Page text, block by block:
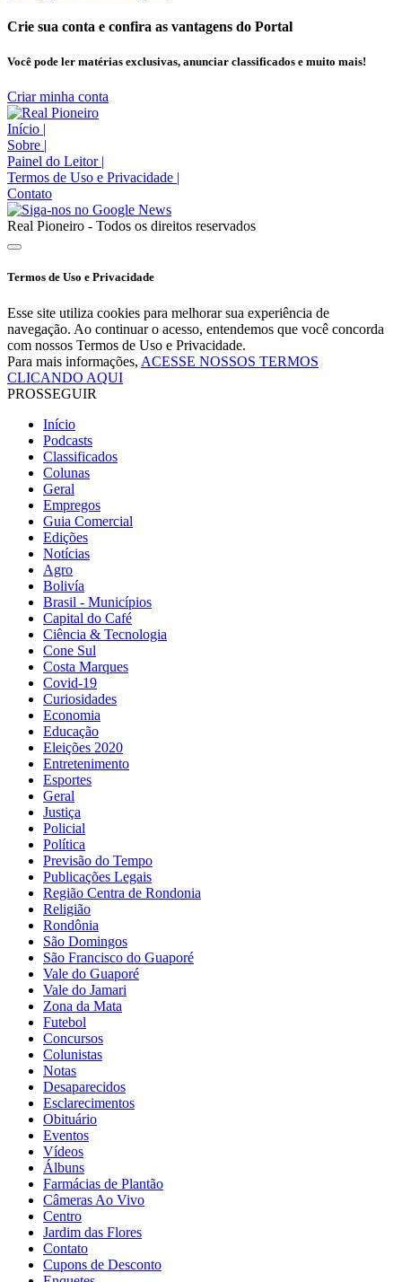
Crie sua conta e confira as vantagens do Portal
Você pode ler matérias exclusivas, anunciar classificados e muito mais!
Criar minha conta
Início |
Sobre |
Painel do Leitor |
Termos de Uso e Privacidade |
Contato
Real Pioneiro - Todos os direitos reservados
Termos de Uso e Privacidade
Esse site utiliza cookies para melhorar sua experiência de
navegação. Ao continuar o acesso, entendemos que você concorda
com nossos Termos de Uso e Privacidade.
Para mais informações, ACESSE NOSSOS TERMOS
CLICANDO AQUI
PROSSEGUIR
Início
Podcasts
Classificados
Colunas
Geral
Empregos
Guia Comercial
Edições
Notícias
Agro
Bolivía
Brasil - Municípios
Capital do Café
Ciência & Tecnologia
Cone Sul
Costa Marques
Covid-19
Curiosidades
Economia
Educação
Eleições 2020
Entretenimento
Esportes
Geral
Justiça
Policial
Política
Previsão do Tempo
Publicações Legais
Região Centra de Rondonia
Religião
Rondônia
São Domingos
São Francisco do Guaporé
Vale do Guaporé
Vale do Jamari
Zona da Mata
Futebol
Concursos
Colunistas
Notas
Desaparecidos
Esclarecimentos
Obituário
Eventos
Vídeos
Álbuns
Farmácias de Plantão
Câmeras Ao Vivo
Centro
Jardim das Flores
Contato
Cupons de Desconto